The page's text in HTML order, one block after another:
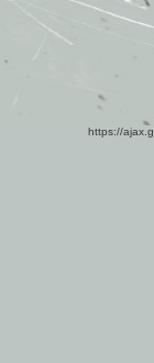
https://